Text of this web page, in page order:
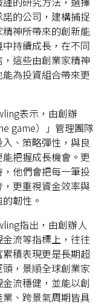
的公司，建構捕捉
神所帶來的創新能
持續成長，在不同
這些由創業家精神
為投資組合帶來更
表示，由創辦
game）」管理團隊
、策略彈性，與良
把握成長機會。更
他們會把每一筆投
更重視資金效率與
韌性。
指出，由創辦人
流等指標上，往往
積表現更是長期超
，景順全球創業家
流穩健，並能以創
、跨景氣周期皆具